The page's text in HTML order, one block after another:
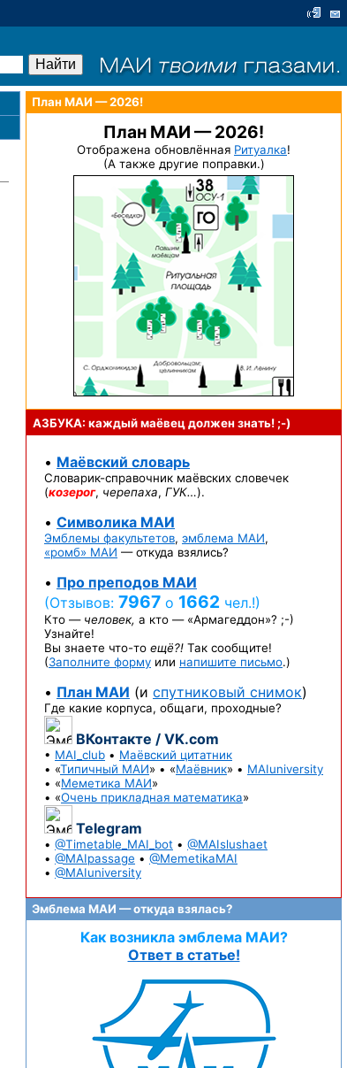
План МАИ — 2026!
План МАИ — 2026!
Отображена обновлённая Ритуалка!
(А также другие поправки.)
АЗБУКА: каждый маёвец должензнать! ;-)
• Маёвский словарь
Словарик-справочник маёвских словечек
(козерог, черепаха, ГУК…).
• Символика МАИ
Эмблемы факультетов, эмблема МАИ,
«ромб» МАИ — откуда взялись?
• Про преподов МАИ
(Отзывов: 7967 о 1662 чел.!)
Кто — человек, а кто — «Армагеддон»? ;-)
Узнайте!
Вы знаете что-то ещё?! Так сообщите!
(Заполните форму или напишите письмо.)
• План МАИ (и спутниковый снимок)
Где какие корпуса, общаги, проходные?
ВКонтакте / VK.com
• MAI_club • Маёвский цитатник
• «Типичный МАИ» • «Маёвник» • MAIuniversity
• «Меметика МАИ»
• «Очень прикладная математика»
Telegram
• @Timetable_MAI_bot • @MAIslushaet
• @MAIpassage • @MemetikaMAI
• @MAIuniversity
Эмблема МАИ — откуда взялась?
Как возникла эмблема МАИ?
Ответ в статье!